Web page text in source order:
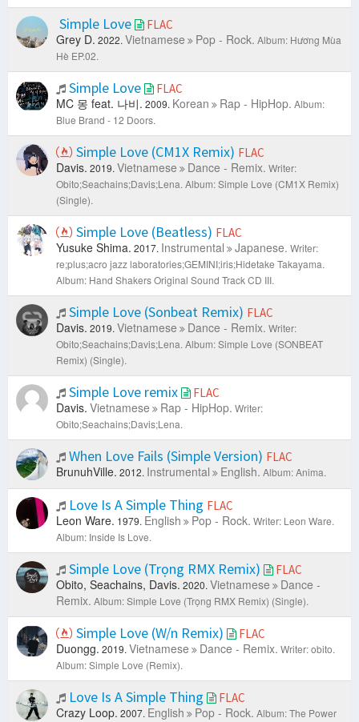
Simple Love FLAC
Grey D. 2022. Vietnamese Pop - Rock. Album: Hương Mùa
Hè EP.02.
Simple Love FLAC
MC 몽 feat. 나비. 2009. Korean Rap - HipHop. Album:
Blue Brand - 12 Doors.
Simple Love (CM1X Remix) FLAC
Davis. 2019. Vietnamese Dance - Remix. Writer:
Obito;Seachains;Davis;Lena. Album: Simple Love (CM1X Remix)
(Single).
Simple Love (Beatless) FLAC
Yusuke Shima. 2017. Instrumental Japanese. Writer:
re;plus;acro jazz laboratories;GEMINI;iris;Hidetake Takayama.
Album: Hand Shakers Original Sound Track CD III.
Simple Love (Sonbeat Remix) FLAC
Davis. 2019. Vietnamese Dance - Remix. Writer:
Obito;Seachains;Davis;Lena. Album: Simple Love (SONBEAT
Remix) (Single).
Simple Love remix FLAC
Davis. Vietnamese Rap - HipHop. Writer:
Obito;Seachains;Davis;Lena.
When Love Fails (Simple Version) FLAC
BrunuhVille. 2012. Instrumental English. Album: Anima.
Love Is A Simple Thing FLAC
Leon Ware. 1979. English Pop - Rock. Writer: Leon Ware.
Album: Inside Is Love.
Simple Love (Trọng RMX Remix) FLAC
Obito, Seachains, Davis. 2020. Vietnamese
Dance -
Remix. Album: Simple Love (Trọng RMX Remix) (Single).
Simple Love (W/n Remix) FLAC
Duongg. 2019. Vietnamese Dance - Remix. Writer: obito.
Album: Simple Love (Remix).
Love Is A Simple Thing FLAC
Crazy Loop. 2007. English Pop - Rock. Album: The Power